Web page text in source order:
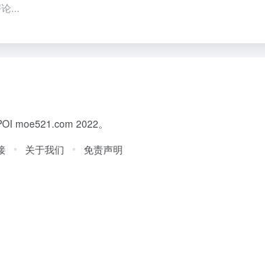
...
moe521.com 2022。
关于我们 免责声明